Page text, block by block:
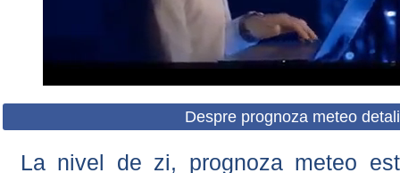
Despre prognoza meteo
La nivel de zi, prognoza meteo